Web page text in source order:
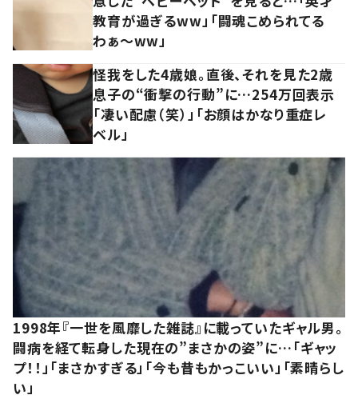
教育が過ぎるww」「闘魂こめられてる
わぁ～ww」
怪我をした4歳娘。直後、それを見た2歳
息子の“衝撃の行動”に…254万回表示
「凄い配慮（笑）」「お顔はかなり重症レ
ベル」
1998年『一世を風靡した雑誌』に載っていたギャル男。
闘病を経て転身した現在の”まさかの姿”に…「ギャッ
プ！！」「まさかすぎる」「今も昔もかっこいい」「素晴らし
い」